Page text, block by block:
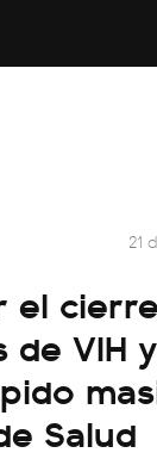
21
el
VIH
Salud